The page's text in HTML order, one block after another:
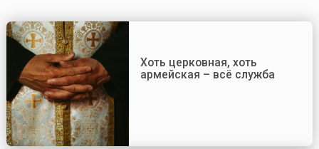
Хоть церковная, хоть
армейская – всё служба